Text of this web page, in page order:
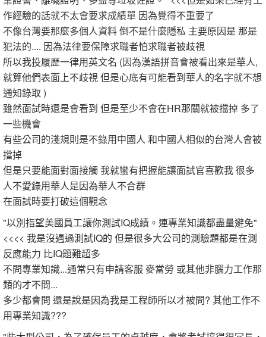
作經驗的話就不太會要求成績單 因為覺得不重要了
不像台灣要那麼多個人資料 倒不是什麼隱私 主要原因是 那是
犯法的.... 因為法律要保障求職者怕求職者被歧視
所以我投履歷一律用英文名 (因為漢語拼音會被看出來是華人,
就算他們表面上不歧視 但是心底有可能看到華人的名字就不想
通知錄取 )
雖然面試時還是會看到 但是至少不會在HR那關就被擋掉 多了
一些機會
有些公司的淺規則是不錄用中國人 和中國人相似的台灣人會被
擋掉
但是只要能面對面接觸 我就蠻有把握能讓面試官喜歡我 很多
人不愛錄用華人是因為華人不合群
在面試時要打破這個觀念
"以別指望美國員工讓你測試IQ成績。連專業知識都盡量避免"
<<<< 我是沒遇過測試IQ的 但是很多大公司的測驗題都是在測
反應能力 比IQ題難超多
不問專業知識...通常只有申請客服 麥當勞 或其他非腦力工作那
類的才不問...
多少都會問 還是說是因為我是工程師所以才被問? 其他工作不
用專業知識???